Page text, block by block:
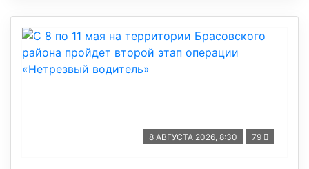
8 АВГУСТА 2026, 8:30 79